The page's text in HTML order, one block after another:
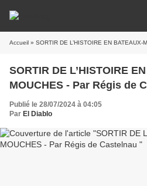
Accueil » SORTIR DE L’HISTOIRE EN
SORTIR DE L’HISTOIRE
MOUCHES - Par Régis de
Publié le 28/07/2024 à 04:05
Par El Diablo